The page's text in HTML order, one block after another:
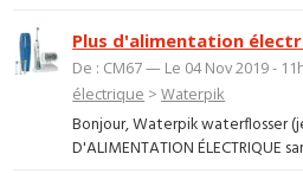
Plus d'alimentation
De : CM67 — Le 04 Nov 2019 -
électrique >Waterpik
Bonjour, Waterpik waterflosser
D'ALIMENTATION ÉLECTRIQUE